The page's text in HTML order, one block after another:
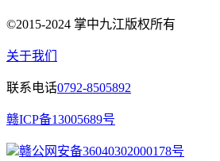
©2015-2024 掌中九江版权所有
关于我们
联系电话0792-8505892
赣ICP备13005689号
赣公网安备36040302000178号